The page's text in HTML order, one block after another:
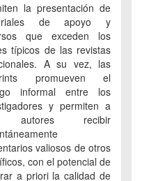
la presentación de
de apoyo y
que exceden los
típicos de las revistas
A su vez, las
promueven el
informal entre los
y permiten a
autores recibir
valiosos de otros
con el potencial de
a priori la calidad de